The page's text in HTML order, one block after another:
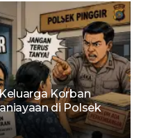
Korban
di Polsek